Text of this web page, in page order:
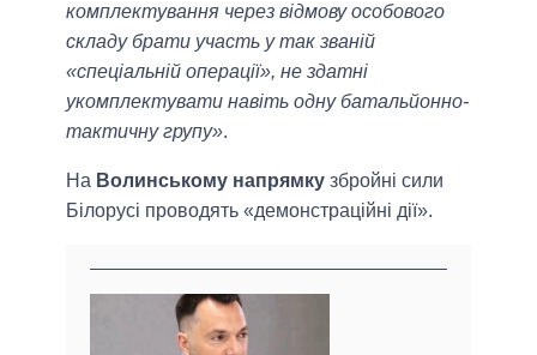
комплектування через відмову особового
складу брати участь у так званій
«спеціальній операції», не здатні
укомплектувати навіть одну батальйонно-
тактичну групу».
На Волинському напрямку збройні сили
Білорусі проводять «демонстраційні дії».